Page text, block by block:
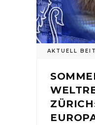
AKTUELL